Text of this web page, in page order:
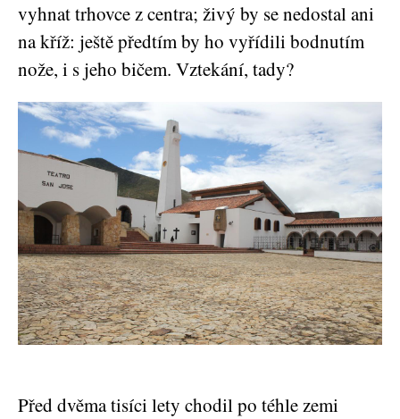
vyhnat trhovce z centra; živý by se nedostal ani
na kříž: ještě předtím by ho vyřídili bodnutím
nože, i s jeho bičem. Vztekání, tady?
Před dvěma tisíci lety chodil po téhle zemi